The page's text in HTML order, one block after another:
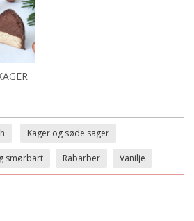
Kager og søde sager
smørbart Rabarber Vanilje